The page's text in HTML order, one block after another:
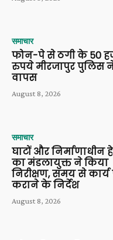
समाचार
फोन-पे से ठगी के 50
रुपये मीरजापुर पुलिस
वापस
August 8, 2026
समाचार
घाटों और निर्माणाधीन
का मंडलायुक्त ने किया
निरीक्षण, समय से कार्य
कराने के निर्देश
August 8, 2026